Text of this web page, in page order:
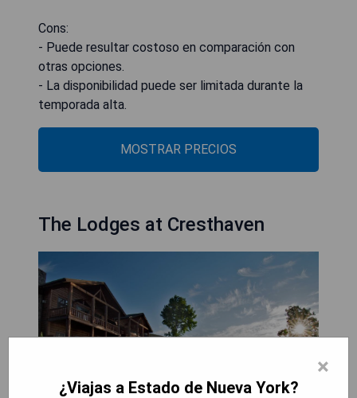
Cons:
- Puede resultar costoso en comparación con
otras opciones.
- La disponibilidad puede ser limitada durante la
temporada alta.
MOSTRAR PRECIOS
The Lodges at Cresthaven
×
¿Viajas a Estado de Nueva York?